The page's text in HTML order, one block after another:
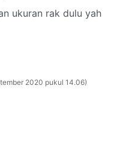
ukuran rak dulu yah
2020 pukul 14.06